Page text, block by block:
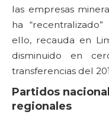
las empresas
ha
ello, recauda en
disminuido en
transferencias del
Partidos
regionales